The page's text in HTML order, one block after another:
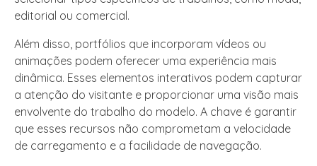
editorial ou comercial.
Além disso, portfólios que incorporam vídeos ou
animações podem oferecer uma experiência mais
dinâmica. Esses elementos interativos podem capturar
a atenção do visitante e proporcionar uma visão mais
envolvente do trabalho do modelo. A chave é garantir
que esses recursos não comprometam a velocidade
de carregamento e a facilidade de navegação.